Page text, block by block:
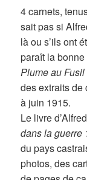
4 carnets,
sait pas si
là ou s’ils ont
paraît la
Plume au Fusil
des extraits
à juin 1915.
Le livre
dans la guerre
du pays
photos, des